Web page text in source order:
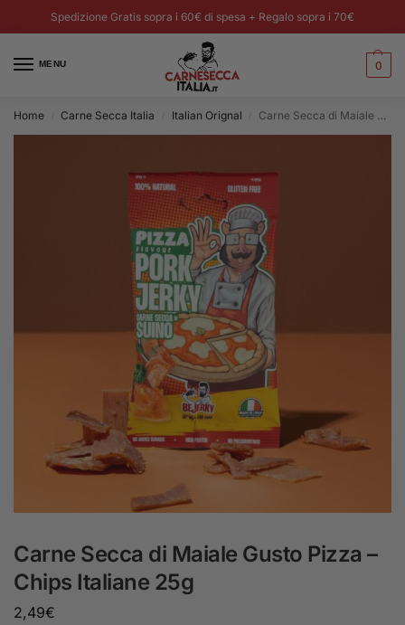
Spedizione Gratis sopra i 60€ di spesa + Regalo sopra i 70€
MENU 0
Home Carne Secca Italia Italian Orignal Carne Secca di Maiale Gusto Pizza – Chips Italiane 25g
Carne Secca di Maiale Gusto Pizza –
Chips Italiane 25g
2,49€